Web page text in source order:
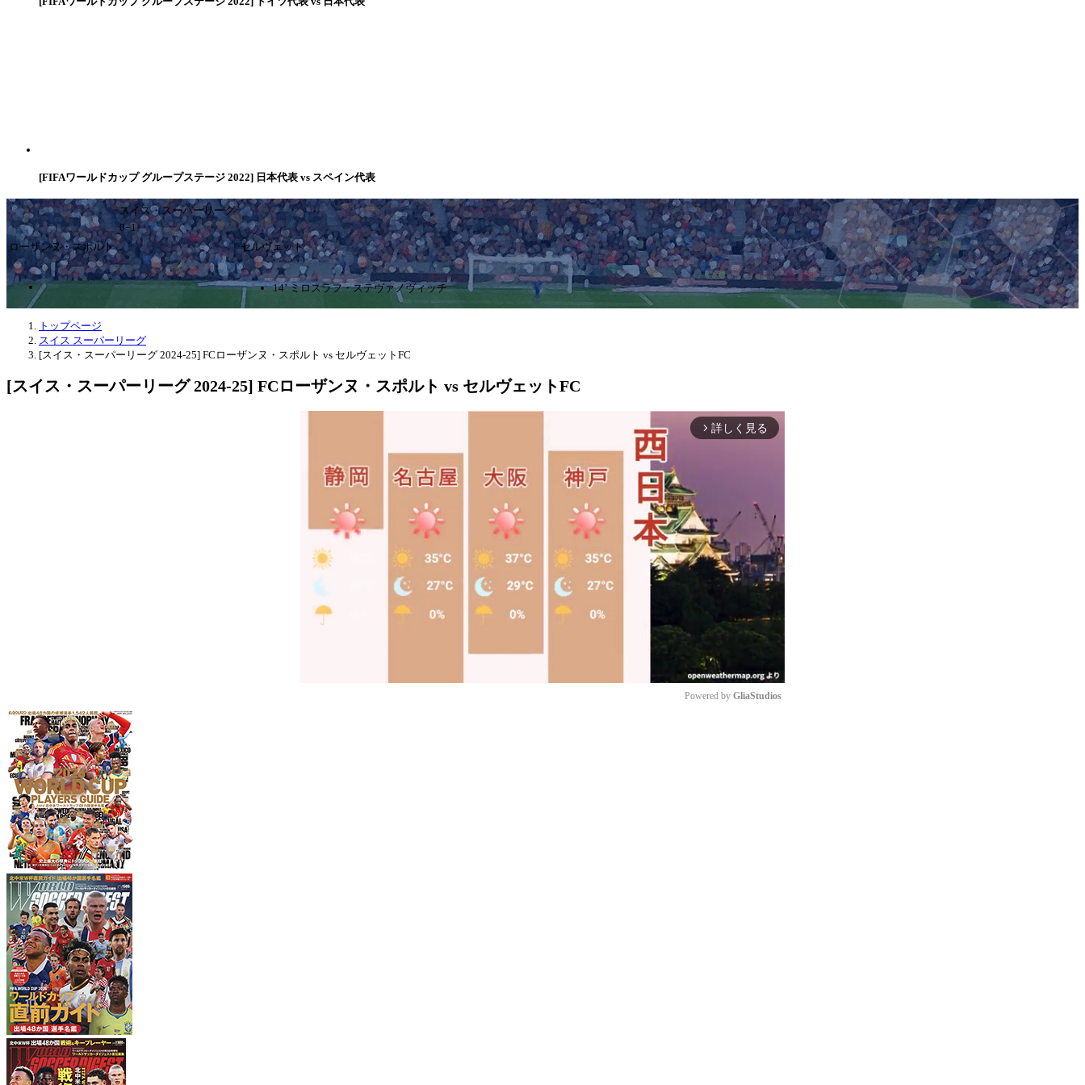
[FIFAワールドカップ グループステージ 2022] 日本代表 vs スペイン代表
スイス・スーパーリーグ
0ｰ1
ローザンヌ・スポルト
セルヴェット
14’ ミロスラフ・ステヴァノヴィッチ
トップページ
スイス スーパーリーグ
[スイス・スーパーリーグ 2024-25] FCローザンヌ・スポルト vs セルヴェットFC
[スイス・スーパーリーグ 2024-25] FCローザンヌ・スポルト vs セルヴェットFC
arrow_forward_ios 詳しく見る
Powered by GliaStudios